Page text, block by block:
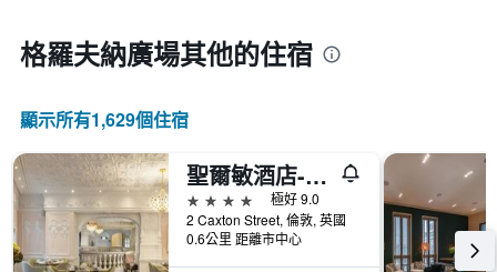
格羅夫納廣場​其他的住宿
顯示所有1,629​個住宿
聖爾敏酒店- 傲途格精選酒店
4星級
極好 9.0
2 Caxton Street, 倫敦, 英國
0.6公里 距離市中心